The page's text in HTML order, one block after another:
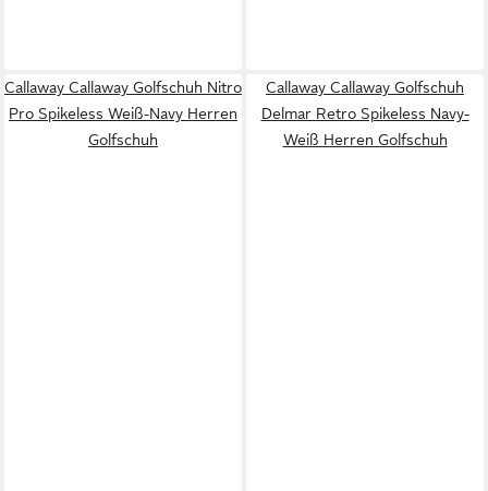
Callaway Callaway Golfschuh Nitro
Pro Spikeless Weiß-Navy Herren
Golfschuh
Callaway Callaway Golfschuh
Delmar Retro Spikeless Navy-
Weiß Herren Golfschuh